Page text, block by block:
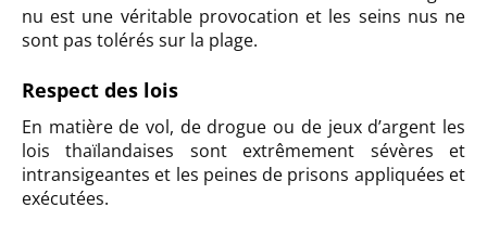
nu est une véritable provocation et les seins nus ne
sont pas tolérés sur la plage.
Respect des lois
En matière de vol, de drogue ou de jeux d’argent les
lois thaïlandaises sont extrêmement sévères et
intransigeantes et les peines de prisons appliquées et
exécutées.